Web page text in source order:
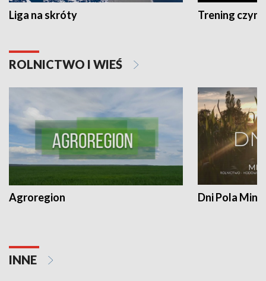
Liga na skróty Trening czyni
ROLNICTWO I WIEŚ
Agroregion Dni Pola
INNE